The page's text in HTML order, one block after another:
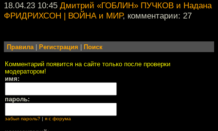
18.04.23 10:45 Дмитрий «ГОБЛИН» ПУЧКОВ и Надана
ФРИДРИХСОН | ВОЙНА и МИР, комментарии: 27
Правила| Регистрация Поиск
Комментарий появится на сайте только после проверки
модератором!
имя:
пароль:
забыл пароль? я с форума